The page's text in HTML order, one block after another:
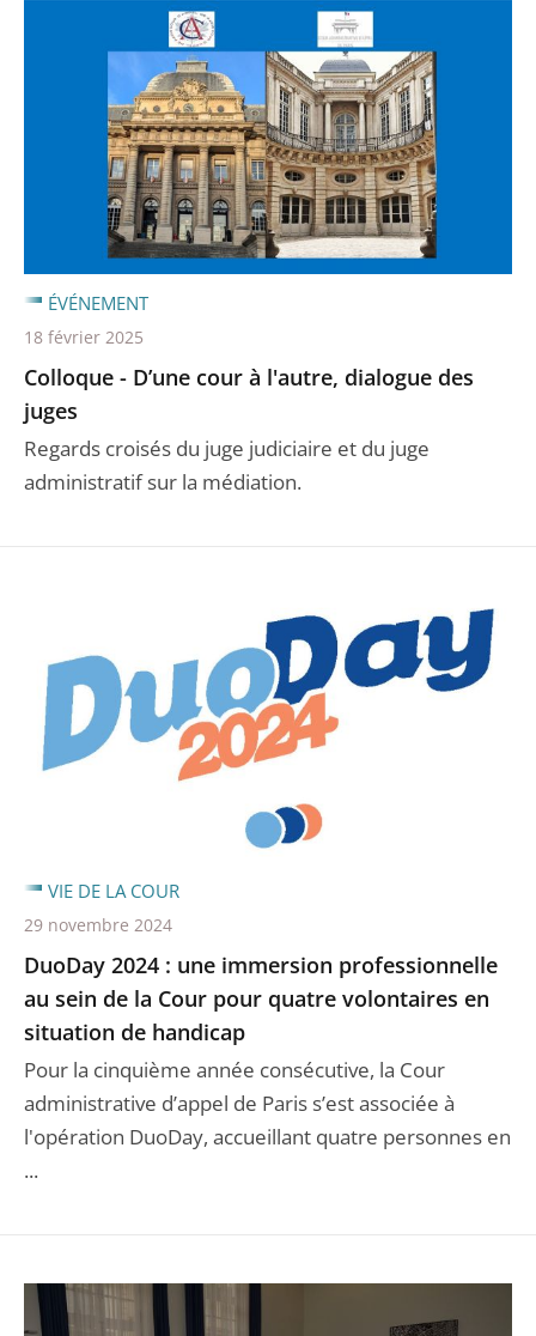
Colloque - D’une cour à l'autre, dialogue des
juges
Regards croisés du juge judiciaire et du juge
administratif sur la médiation.
ÉVÉNEMENT
18 février 2025
DuoDay 2024 : une immersion professionnelle
au sein de la Cour pour quatre volontaires en
situation de handicap
Pour la cinquième année consécutive, la Cour
administrative d’appel de Paris s’est associée à
l'opération DuoDay, accueillant quatre personnes en
...
VIE DE LA COUR
29 novembre 2024